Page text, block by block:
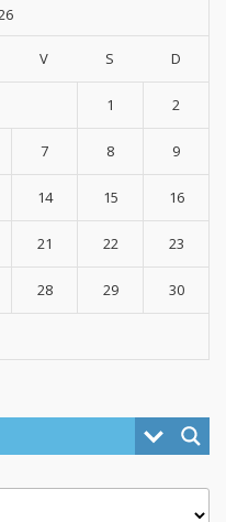
V S D
1 2
7 8 9
14 15 16
21 22 23
28 29 30